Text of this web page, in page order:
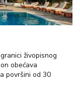
živopisnog
obećava
površini od 30